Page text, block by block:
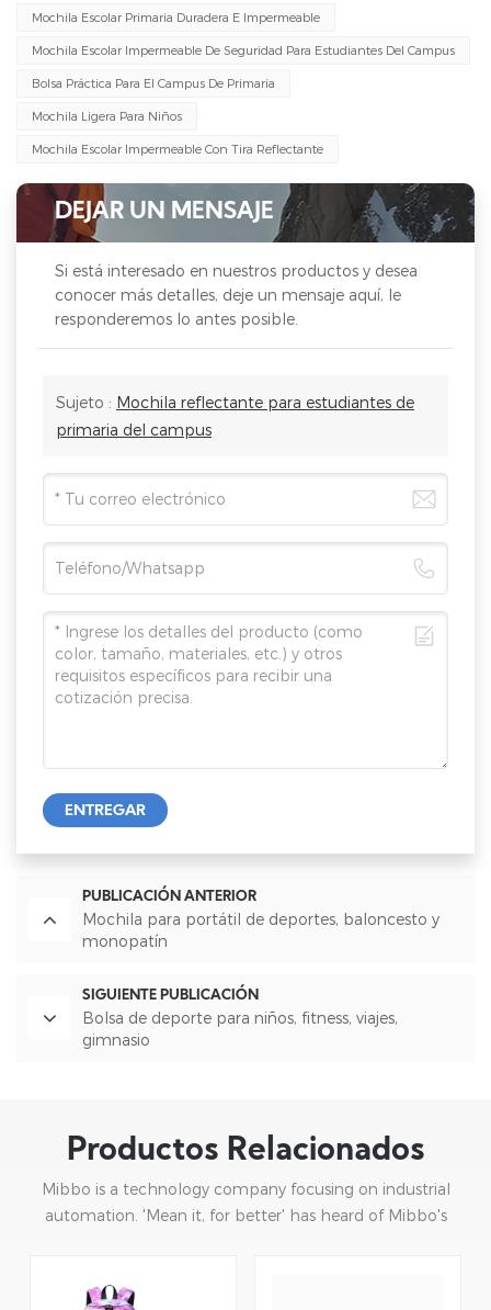
Mochila Escolar Primaria Duradera E Impermeable
Mochila Escolar Impermeable De Seguridad Para Estudiantes Del Campus
Bolsa Práctica Para El Campus De Primaria
Mochila Ligera Para Niños
Mochila Escolar Impermeable Con Tira Reflectante
DEJAR UN MENSAJE
Si está interesado en nuestros productos y desea
conocer más detalles, deje un mensaje aquí, le
responderemos lo antes posible.
Sujeto : Mochila reflectante para estudiantes de
primaria del campus
ENTREGAR
PUBLICACIÓN ANTERIOR
Mochila para portátil de deportes, baloncesto y
monopatín
SIGUIENTE PUBLICACIÓN
Bolsa de deporte para niños, fitness, viajes,
gimnasio
Productos Relacionados
Mibbo is a technology company focusing on industrial
automation. 'Mean it, for better' has heard of Mibbo's